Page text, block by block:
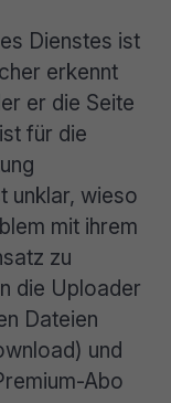
Dienstes ist
erkennt
er die Seite
für die
unklar, wieso
mit ihrem
zu
die Uploader
Dateien
und
Abo